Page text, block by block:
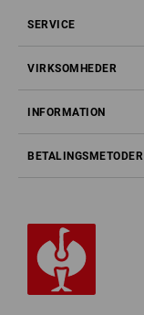
SERVICE
VIRKSOMHEDER
INFORMATION
BETALINGSMETODER